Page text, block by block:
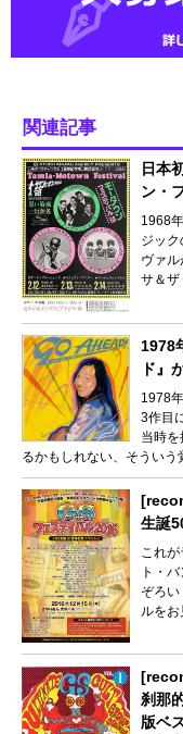
関連記事
日本
ン・
1968
ジッ
ヴァ
サ＆ザ
1978
ド』
1978
3作目
当時
るかもしれない、そういう
生誕
これ
ト・
ぞろ
ルを
刹那
版ベ